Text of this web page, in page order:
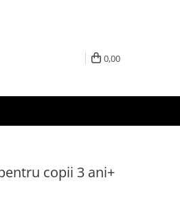
0,00
copii 3 ani+